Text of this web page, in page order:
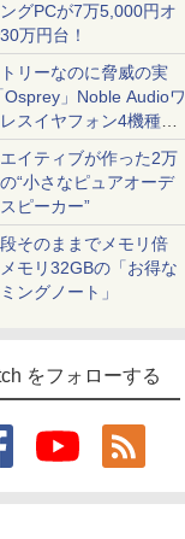
グPCが7万5,000円オ
万円台！
リーなのに脅威の実
Osprey」Noble Audioワ
スイヤフォン4機種を
聴く
イティブが作った2万
“小さなピュアオーデ
ピーカー”
そのままでメモリ倍
モリ32GBの「お得な
ングノート」
をフォローする